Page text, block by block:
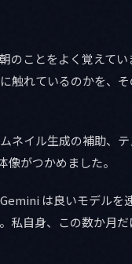
のことをよく覚えてい
触れているのかを、
ネイル生成の補助、
がつかめました。
は良いモデルを
私自身、この数か月